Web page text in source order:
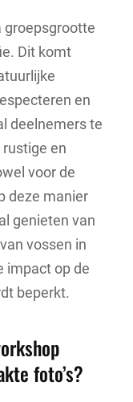
groepsgrootte
Dit komt
en
deelnemers te
en
voor de
deze manier
genieten van
vossen in
impact op de
beperkt.
foto’s?